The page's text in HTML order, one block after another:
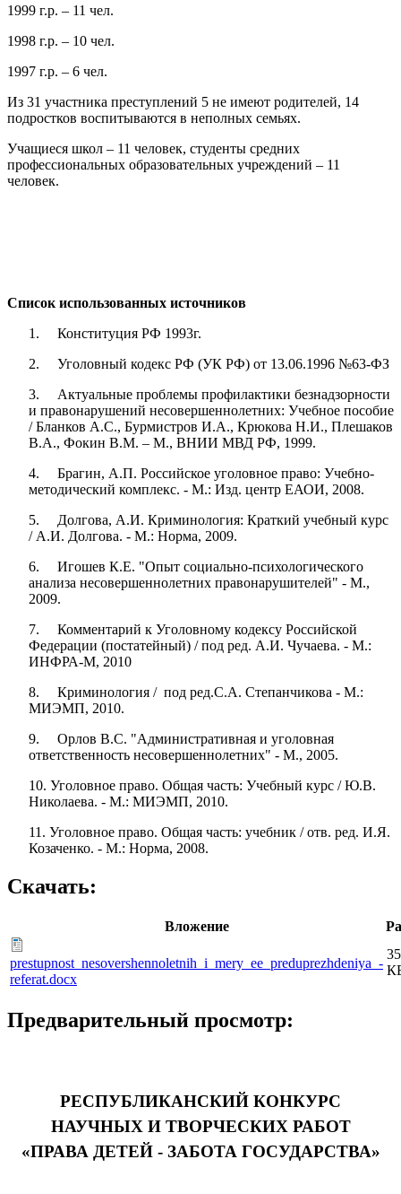
1999 г.р. – 11 чел.
1998 г.р. – 10 чел.
1997 г.р. – 6 чел.
Из 31 участника преступлений 5 не имеют родителей, 14
подростков воспитываются в неполных семьях.
Учащиеся школ – 11 человек, студенты средних
профессиональных образовательных учреждений – 11
человек.
Список использованных источников
1. Конституция РФ 1993г.
2. Уголовный кодекс РФ (УК РФ) от 13.06.1996 №63-ФЗ
3. Актуальные проблемы профилактики безнадзорности
и правонарушений несовершеннолетних: Учебное пособие
/ Бланков А.С., Бурмистров И.А., Крюкова Н.И., Плешаков
В.А., Фокин В.М. – М., ВНИИ МВД РФ, 1999.
4. Брагин, А.П. Российское уголовное право: Учебно-
методический комплекс. - М.: Изд. центр ЕАОИ, 2008.
5. Долгова, А.И. Криминология: Краткий учебный курс
/ А.И. Долгова. - М.: Норма, 2009.
6. Игошев К.Е. "Опыт социально-психологического
анализа несовершеннолетних правонарушителей" - М.,
2009.
7. Комментарий к Уголовному кодексу Российской
Федерации (постатейный) / под ред. А.И. Чучаева. - М.:
ИНФРА-М, 2010
8. Криминология / под ред.С.А. Степанчикова - М.:
МИЭМП, 2010.
9. Орлов B.C. "Административная и уголовная
ответственность несовершеннолетних" - М., 2005.
10. Уголовное право. Общая часть: Учебный курс / Ю.В.
Николаева. - М.: МИЭМП, 2010.
11. Уголовное право. Общая часть: учебник / отв. ред. И.Я.
Козаченко. - М.: Норма, 2008.
Скачать:
Вложение
prestupnost_nesovershennoletnih_i_mery_ee_preduprezhdeniya_-
referat.docx
Предварительный просмотр:
РЕСПУБЛИКАНСКИЙ КОНКУРС
НАУЧНЫХ И ТВОРЧЕСКИХ РАБОТ
«ПРАВА ДЕТЕЙ - ЗАБОТА ГОСУДАРСТВА»